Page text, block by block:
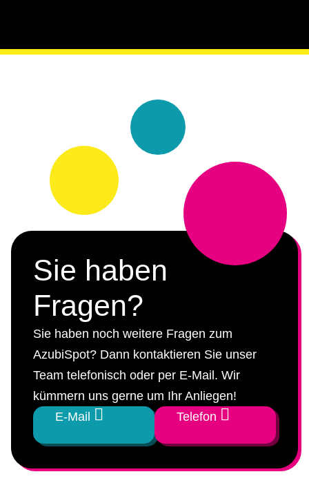
Sie haben
Fragen?
Sie haben noch weitere Fragen zum
AzubiSpot? Dann kontaktieren Sie unser
Team telefonisch oder per E-Mail. Wir
kümmern uns gerne um Ihr Anliegen!
E-Mail
Telefon